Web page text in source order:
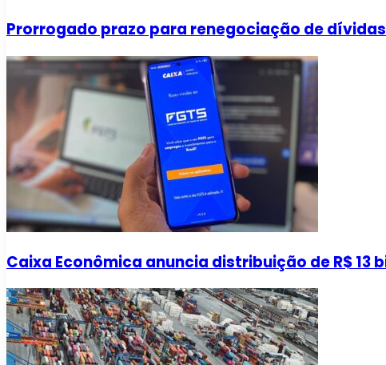
Prorrogado prazo para renegociação de
Caixa Econômica anuncia distribuição de R$ 13